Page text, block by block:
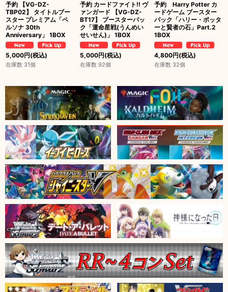
予約 【VG-DZ-
TBP02】 タイトルブー
スター プレミアム「ペ
ルソナ 30th
Anniversary」 1BOX
5,000円(税込)
在庫数 31個
予約 カードファイト!! ヴ
ァンガード 【VG-DZ-
BT17】 ブースターパッ
ク「運命星戦(うんめい
せいせん)」 1BOX
5,000円(税込)
在庫数 92個
予約 Harry Potter カ
ードゲーム ブースター
パック「ハリー・ポッタ
ーと賢者の石」Part.2
1BOX
4,800円(税込)
在庫数 32個